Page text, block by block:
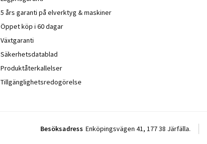
5 års garanti på elverktyg & maskiner
Öppet köp i 60 dagar
Växtgaranti
Säkerhetsdatablad
Produktåterkallelser
Tillgänglighetsredogörelse
Besöksadress Enköpingsvägen 41, 177 38 Järfälla.